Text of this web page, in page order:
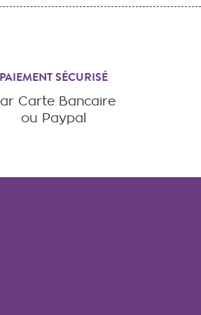
PAIEMENT SÉCURISÉ
Carte Bancaire
ou Paypal